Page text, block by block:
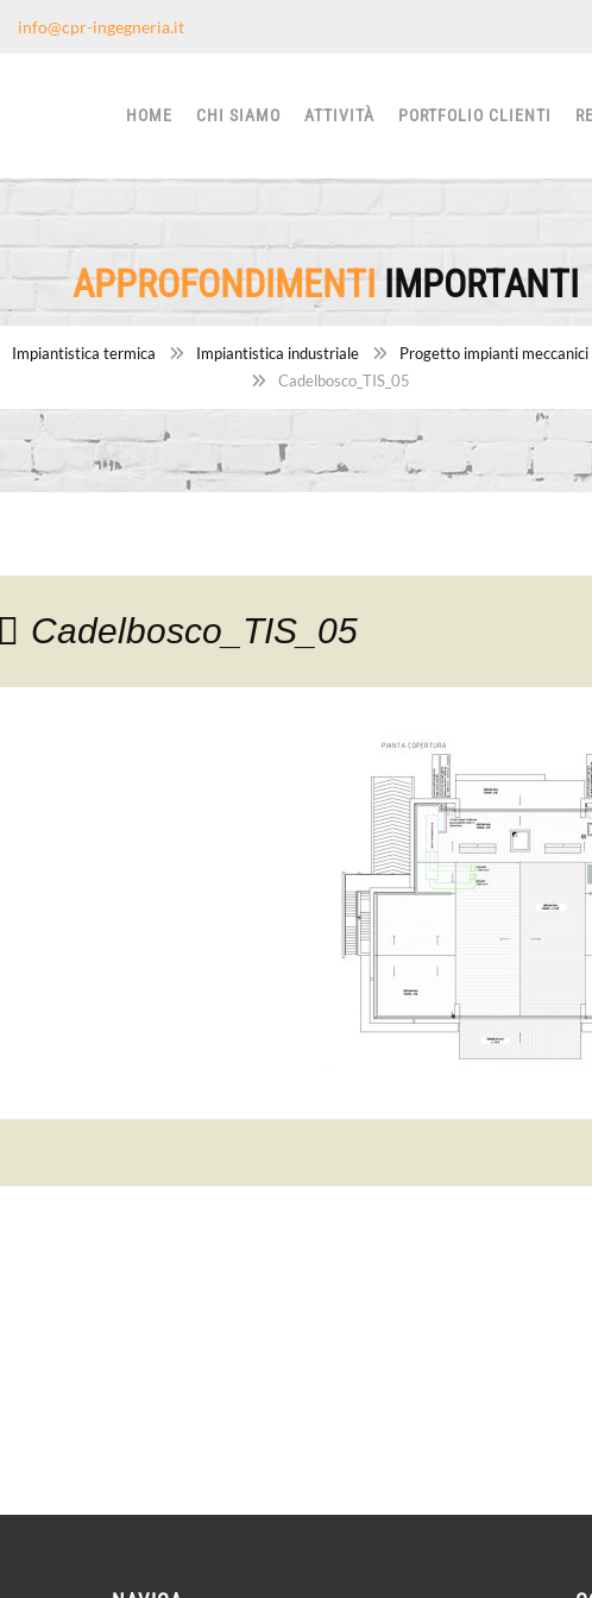
info@cpr-ingegneria.it
HOME CHI SIAMO ATTIVITÀ PORTFOLIO CLIENTI
APPROFONDIMENTI IMPORTANTI
Impiantistica termica Impiantistica industriale
Progetto impianti meccanici
Cadelbosco_TIS_05
Cadelbosco_TIS_05